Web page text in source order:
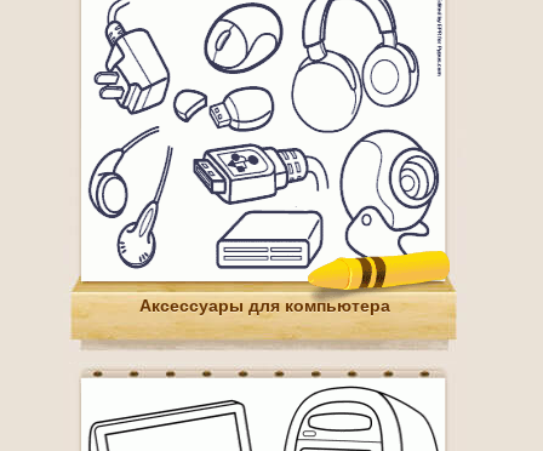
Аксессуары для компьютера